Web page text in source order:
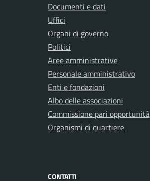
Documenti e dati
Uffici
Organi di governo
Politici
Aree amministrative
Personale amministrativo
Enti e fondazioni
Albo delle associazioni
Commissione pari opportunità
Organismi di quartiere
CONTATTI